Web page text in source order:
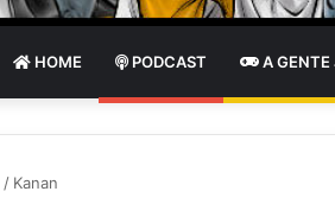
HOME PODCAST A GENTE
/ Kanan